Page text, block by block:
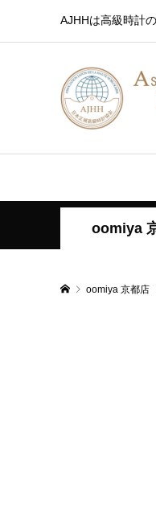
AJHHは高級時計
oomiya
oomiya 京都店